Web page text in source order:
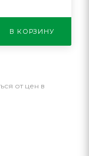
В КОРЗИНУ
от цен в